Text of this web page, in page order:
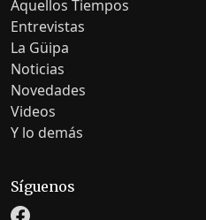
Aquellos Tiempos
Entrevistas
La Güipa
Noticias
Novedades
Videos
Y lo demás
Síguenos